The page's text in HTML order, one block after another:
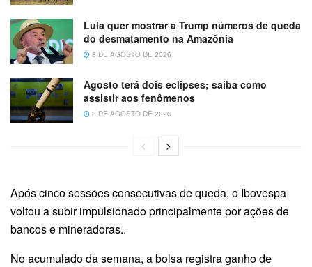
Lula quer mostrar a Trump números de queda
do desmatamento na Amazônia
8 DE AGOSTO DE 2026
Agosto terá dois eclipses; saiba como
assistir aos fenômenos
8 DE AGOSTO DE 2026
Após cinco sessões consecutivas de queda, o Ibovespa
voltou a subir impulsionado principalmente por ações de
bancos e mineradoras..
No acumulado da semana, a bolsa registra ganho de